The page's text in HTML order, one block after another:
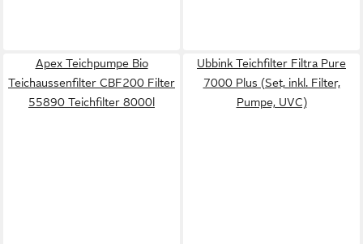
Apex Teichpumpe Bio
Teichaussenfilter CBF200 Filter
55890 Teichfilter 8000l
Ubbink Teichfilter Filtra Pure
7000 Plus (Set, inkl. Filter,
Pumpe, UVC)